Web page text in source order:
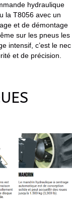
hydraulique
la T8056 avec un
et de démontage
sur les pneus les
intensif, c’est le nec
et de précision.